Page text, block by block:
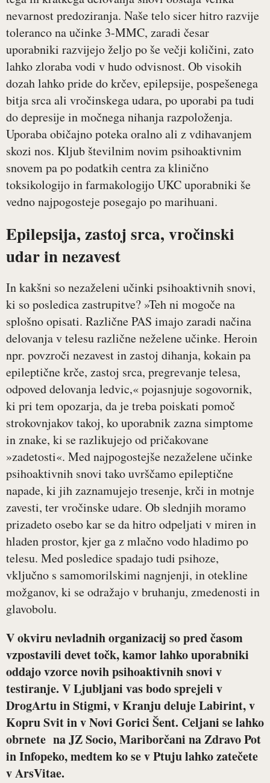
nevarnost predoziranja. Naše telo sicer hitro razvije
toleranco na učinke 3-MMC, zaradi česar
uporabniki razvijejo željo po še večji količini, zato
lahko zloraba vodi v hudo odvisnost. Ob visokih
dozah lahko pride do krčev, epilepsije, pospešenega
bitja srca ali vročinskega udara, po uporabi pa tudi
do depresije in močnega nihanja razpoloženja.
Uporaba običajno poteka oralno ali z vdihavanjem
skozi nos. Kljub številnim novim psihoaktivnim
snovem pa po podatkih centra za klinično
toksikologijo in farmakologijo UKC uporabniki še
vedno najpogosteje posegajo po marihuani.
Epilepsija, zastoj srca, vročinski
udar in nezavest
In kakšni so nezaželeni učinki psihoaktivnih snovi,
ki so posledica zastrupitve? »Teh ni mogoče na
splošno opisati. Različne PAS imajo zaradi načina
delovanja v telesu različne neželene učinke. Heroin
npr. povzroči nezavest in zastoj dihanja, kokain pa
epileptične krče, zastoj srca, pregrevanje telesa,
odpoved delovanja ledvic,« pojasnjuje sogovornik,
ki pri tem opozarja, da je treba poiskati pomoč
strokovnjakov takoj, ko uporabnik zazna simptome
in znake, ki se razlikujejo od pričakovane
»zadetosti«. Med najpogostejše nezaželene učinke
psihoaktivnih snovi tako uvrščamo epileptične
napade, ki jih zaznamujejo tresenje, krči in motnje
zavesti, ter vročinske udare. Ob slednjih moramo
prizadeto osebo kar se da hitro odpeljati v miren in
hladen prostor, kjer ga z mlačno vodo hladimo po
telesu. Med posledice spadajo tudi psihoze,
vključno s samomorilskimi nagnjenji, in otekline
možganov, ki se odražajo v bruhanju, zmedenosti in
glavobolu.
V okviru nevladnih organizacij so pred časom
vzpostavili devet točk, kamor lahko uporabniki
oddajo vzorce novih psihoaktivnih snovi v
testiranje. V Ljubljani vas bodo sprejeli v
DrogArtu in Stigmi, v Kranju deluje Labirint, v
Kopru Svit in v Novi Gorici Šent. Celjani se lahko
obrnete na JZ Socio, Mariborčani na Zdravo Pot
in Infopeko, medtem ko se v Ptuju lahko zatečete
v ArsVitae.